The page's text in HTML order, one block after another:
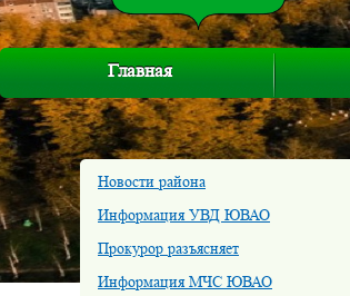
Главная
Новости района
Информация УВД ЮВАО
Прокурор разъясняет
Информация МЧС ЮВАО